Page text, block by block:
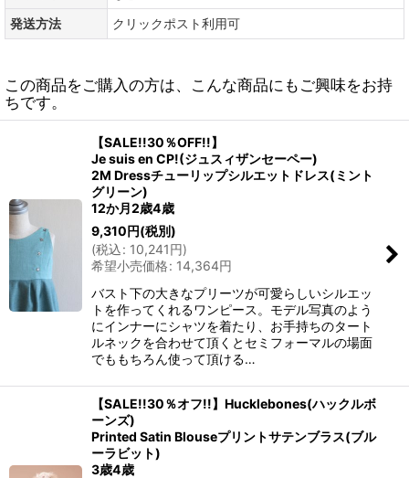
発送方法
クリックポスト利用可
この商品をご購入の方は、こんな商品にもご興味をお持
ちです。
【SALE!!30％OFF!!】
Je suis en CP!(ジュスィザンセーペー)
2M Dressチューリップシルエットドレス(ミント
グリーン)
12か月2歳4歳
9,310円(税別)
(税込: 10,241円)
希望小売価格: 14,364円
バスト下の大きなプリーツが可愛らしいシルエッ
トを作ってくれるワンピース。モデル写真のよう
にインナーにシャツを着たり、お手持ちのタート
ルネックを合わせて頂くとセミフォーマルの場面
でももちろん使って頂ける…
【SALE!!30％オフ!!】Hucklebones(ハックルボ
ーンズ)
Printed Satin Blouseプリントサテンブラス(ブル
ーラビット)
3歳4歳